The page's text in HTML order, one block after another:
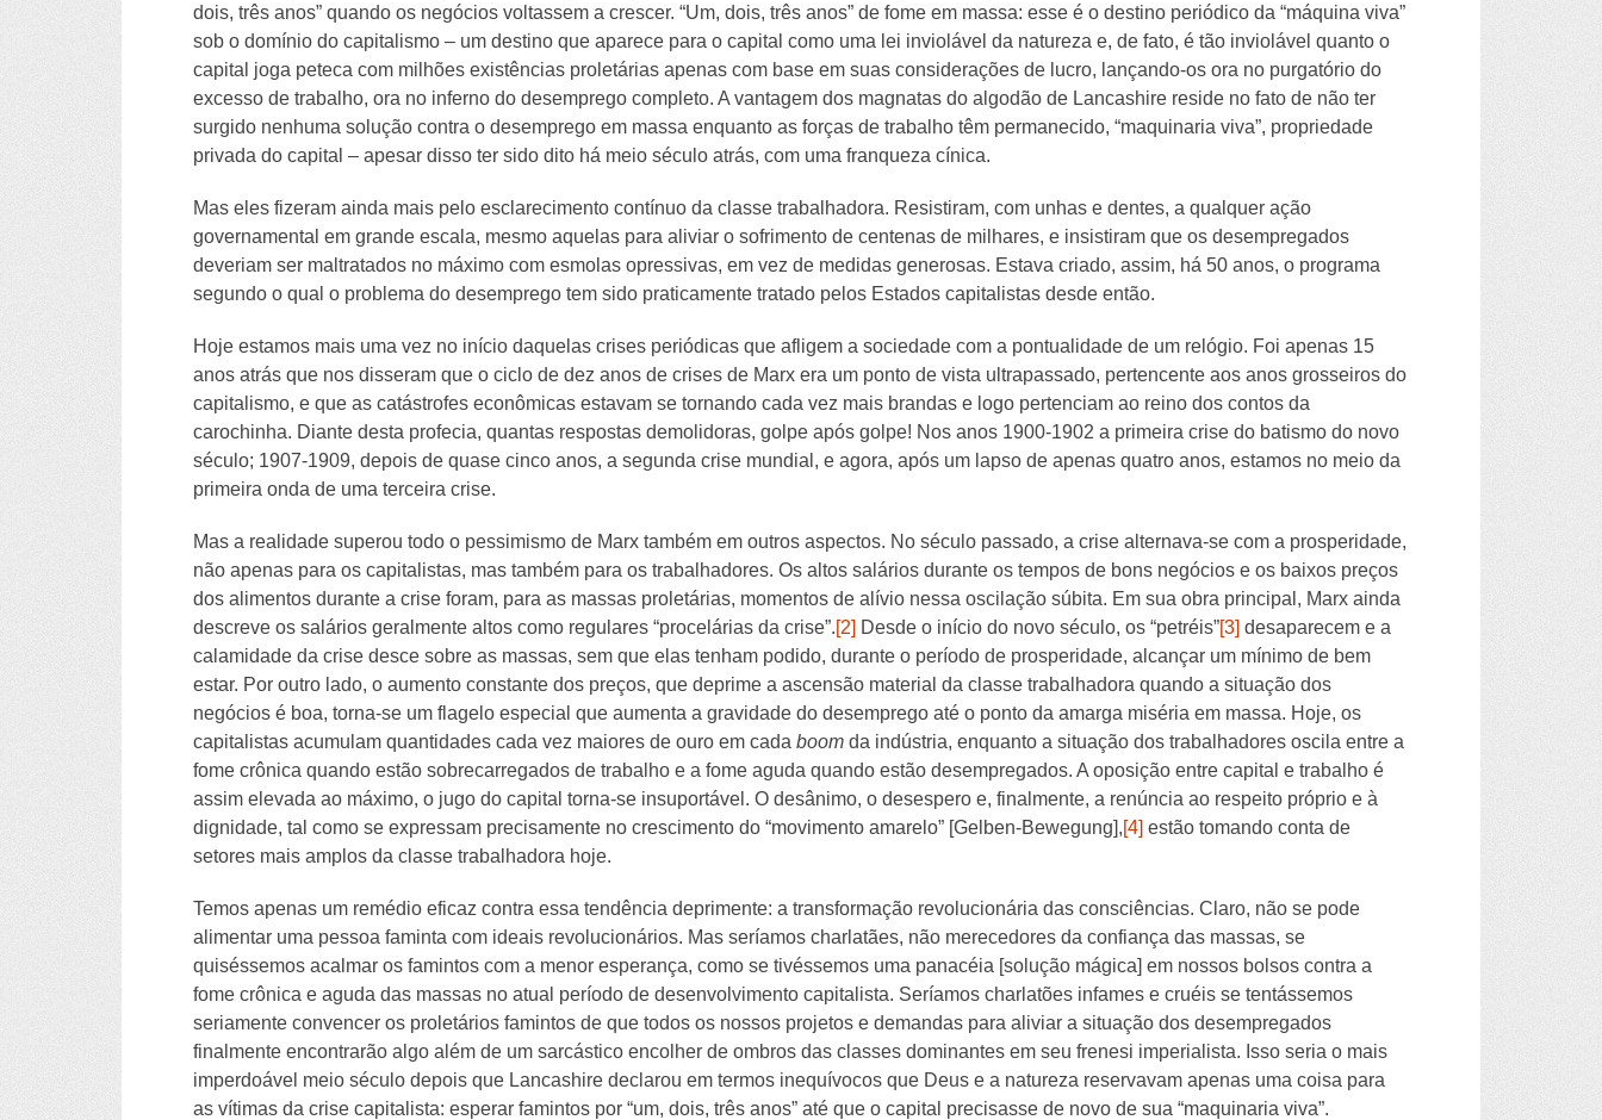
dois, três anos” quando os negócios voltassem a crescer. “Um, dois, três anos” de fome em massa: esse é o destino periódico da “máquina viva”
sob o domínio do capitalismo – um destino que aparece para o capital como uma lei inviolável da natureza e, de fato, é tão inviolável quanto o
capital joga peteca com milhões existências proletárias apenas com base em suas considerações de lucro, lançando-os ora no purgatório do
excesso de trabalho, ora no inferno do desemprego completo. A vantagem dos magnatas do algodão de Lancashire reside no fato de não ter
surgido nenhuma solução contra o desemprego em massa enquanto as forças de trabalho têm permanecido, “maquinaria viva”, propriedade
privada do capital – apesar disso ter sido dito há meio século atrás, com uma franqueza cínica.
Mas eles fizeram ainda mais pelo esclarecimento contínuo da classe trabalhadora. Resistiram, com unhas e dentes, a qualquer ação
governamental em grande escala, mesmo aquelas para aliviar o sofrimento de centenas de milhares, e insistiram que os desempregados
deveriam ser maltratados no máximo com esmolas opressivas, em vez de medidas generosas. Estava criado, assim, há 50 anos, o programa
segundo o qual o problema do desemprego tem sido praticamente tratado pelos Estados capitalistas desde então.
Hoje estamos mais uma vez no início daquelas crises periódicas que afligem a sociedade com a pontualidade de um relógio. Foi apenas 15
anos atrás que nos disseram que o ciclo de dez anos de crises de Marx era um ponto de vista ultrapassado, pertencente aos anos grosseiros do
capitalismo, e que as catástrofes econômicas estavam se tornando cada vez mais brandas e logo pertenciam ao reino dos contos da
carochinha. Diante desta profecia, quantas respostas demolidoras, golpe após golpe! Nos anos 1900-1902 a primeira crise do batismo do novo
século; 1907-1909, depois de quase cinco anos, a segunda crise mundial, e agora, após um lapso de apenas quatro anos, estamos no meio da
primeira onda de uma terceira crise.
Mas a realidade superou todo o pessimismo de Marx também em outros aspectos. No século passado, a crise alternava-se com a prosperidade,
não apenas para os capitalistas, mas também para os trabalhadores. Os altos salários durante os tempos de bons negócios e os baixos preços
dos alimentos durante a crise foram, para as massas proletárias, momentos de alívio nessa oscilação súbita. Em sua obra principal, Marx ainda
descreve os salários geralmente altos como regulares “procelárias da crise”.[2] Desde o início do novo século, os “petréis”[3] desaparecem e a
calamidade da crise desce sobre as massas, sem que elas tenham podido, durante o período de prosperidade, alcançar um mínimo de bem
estar. Por outro lado, o aumento constante dos preços, que deprime a ascensão material da classe trabalhadora quando a situação dos
negócios é boa, torna-se um flagelo especial que aumenta a gravidade do desemprego até o ponto da amarga miséria em massa. Hoje, os
capitalistas acumulam quantidades cada vez maiores de ouro em cada boom da indústria, enquanto a situação dos trabalhadores oscila entre a
fome crônica quando estão sobrecarregados de trabalho e a fome aguda quando estão desempregados. A oposição entre capital e trabalho é
assim elevada ao máximo, o jugo do capital torna-se insuportável. O desânimo, o desespero e, finalmente, a renúncia ao respeito próprio e à
dignidade, tal como se expressam precisamente no crescimento do “movimento amarelo” [Gelben-Bewegung],[4] estão tomando conta de
setores mais amplos da classe trabalhadora hoje.
Temos apenas um remédio eficaz contra essa tendência deprimente: a transformação revolucionária das consciências. Claro, não se pode
alimentar uma pessoa faminta com ideais revolucionários. Mas seríamos charlatães, não merecedores da confiança das massas, se
quiséssemos acalmar os famintos com a menor esperança, como se tivéssemos uma panacéia [solução mágica] em nossos bolsos contra a
fome crônica e aguda das massas no atual período de desenvolvimento capitalista. Seríamos charlatões infames e cruéis se tentássemos
seriamente convencer os proletários famintos de que todos os nossos projetos e demandas para aliviar a situação dos desempregados
finalmente encontrarão algo além de um sarcástico encolher de ombros das classes dominantes em seu frenesi imperialista. Isso seria o mais
imperdoável meio século depois que Lancashire declarou em termos inequívocos que Deus e a natureza reservavam apenas uma coisa para
as vítimas da crise capitalista: esperar famintos por “um, dois, três anos” até que o capital precisasse de novo de sua “maquinaria viva”.